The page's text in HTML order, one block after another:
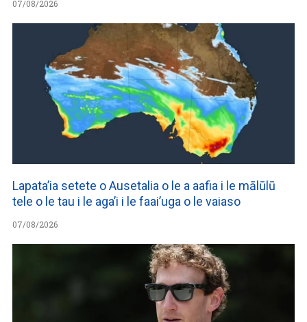
07/08/2026
Lapata’ia setete o Ausetalia o le a aafia i le mālūlū
tele o le tau i le aga’i i le faai’uga o le vaiaso
07/08/2026